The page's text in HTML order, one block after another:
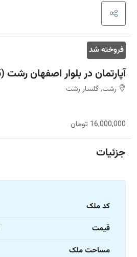
فروخته شد
آپارتمان در بلوار اصفهان رشت (195 متر)
رشت, گلسار رشت
16,000,000 تومان
جزئیات
کد ملک
قیمت
مساحت ملک